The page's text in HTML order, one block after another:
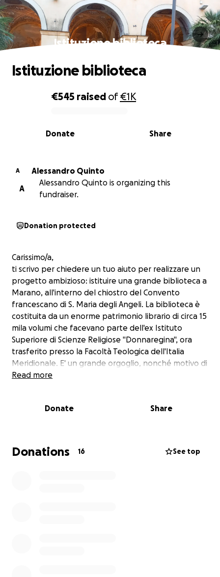
Istituzione biblioteca
0% complete
€545 raised of€1K
Share
Donate
Istituzione biblioteca
A
Alessandro Quinto
A
Alessandro Quinto is organizing this
fundraiser.
Donation protected
Carissimo/a,
ti scrivo per chiedere un tuo aiuto per realizzare un
progetto ambizioso: istituire una grande biblioteca a
Marano, all'interno del chiostro del Convento
francescano di S. Maria degli Angeli. La biblioteca è
costituita da un enorme patrimonio librario di circa 15
mila volumi che facevano parte dell'ex Istituto
Superiore di Scienze Religiose "Donnaregina", ora
trasferito presso la Facoltà Teologica dell'Italia
Meridionale. E' un grande orgoglio, nonché motivo di
vanto, che la Curia Arcivescovile di Napoli abbia
un'occasione da non perdere!
maggiore per il trasloco, che dovrà essere
effettuato necessariamente da una ditta
Read more
Donate Share
Donations 16 See top